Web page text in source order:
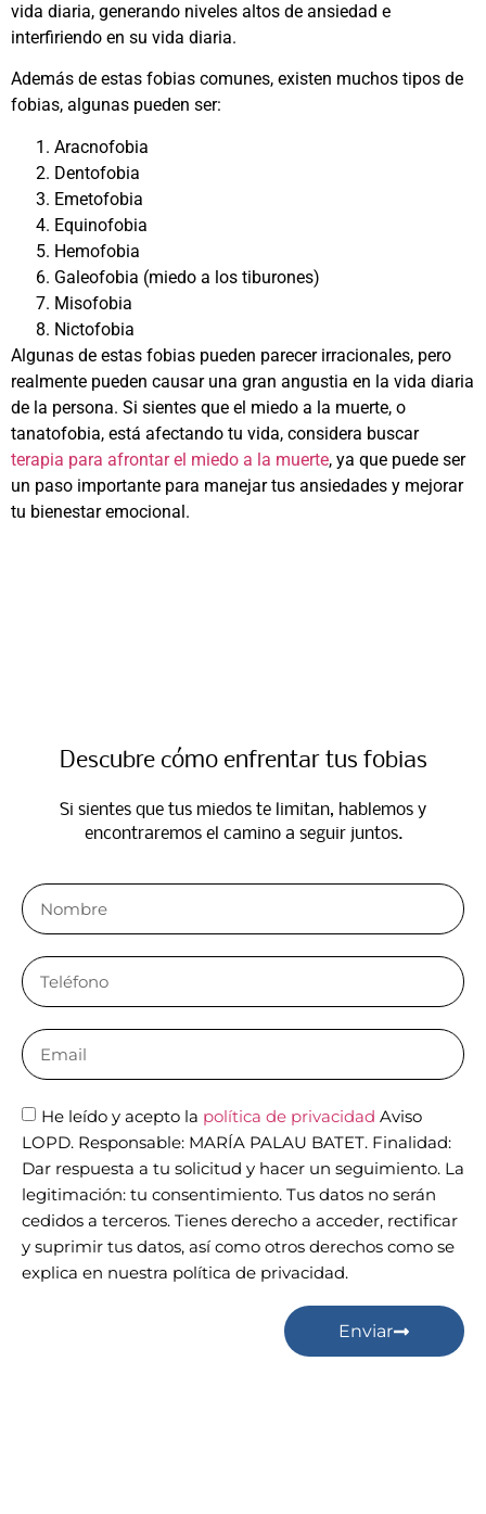
vida diaria, generando niveles altos de ansiedad e
interfiriendo en su vida diaria.
Además de estas fobias comunes, existen muchos tipos de
fobias, algunas pueden ser:
Aracnofobia
Dentofobia
Emetofobia
Equinofobia
Hemofobia
Galeofobia (miedo a los tiburones)
Misofobia
Nictofobia
Algunas de estas fobias pueden parecer irracionales, pero
realmente pueden causar una gran angustia en la vida diaria
de la persona. Si sientes que el miedo a la muerte, o
tanatofobia, está afectando tu vida, considera buscar
terapia para afrontar el miedo a la muerte, ya que puede ser
un paso importante para manejar tus ansiedades y mejorar
tu bienestar emocional.
Descubre cómo enfrentar tus fobias​
Si sientes que tus miedos te limitan, hablemos y
encontraremos el camino a seguir juntos.​
He leído y acepto la política de privacidad Aviso
LOPD. Responsable: MARÍA PALAU BATET. Finalidad:
Dar respuesta a tu solicitud y hacer un seguimiento. La
legitimación: tu consentimiento. Tus datos no serán
cedidos a terceros. Tienes derecho a acceder, rectificar
y suprimir tus datos, así como otros derechos como se
explica en nuestra política de privacidad.
Enviar